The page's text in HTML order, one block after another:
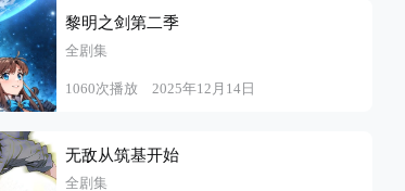
黎明之剑第二季
全剧集
1060次播放 2025年12月14日
无敌从筑基开始
全剧集